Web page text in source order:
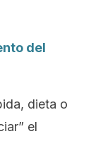
del
dieta o
el